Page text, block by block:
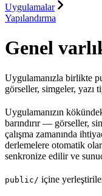
Uygulamalar
Yapılandırma
Genel
Uygulamanızla birlikte
görseller, simgeler, yazı
Uygulamanızın
barındırır — görseller,
çalışma zamanında
derlemelere otomatik
senkronize edilir ve
public/ içine